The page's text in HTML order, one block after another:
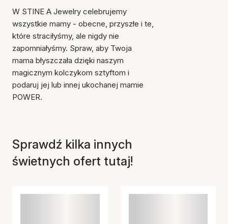
W STINE A Jewelry celebrujemy
wszystkie mamy - obecne, przyszłe i te,
które straciłyśmy, ale nigdy nie
zapomniałyśmy. Spraw, aby Twoja
mama błyszczała dzięki naszym
magicznym kolczykom sztyftom i
podaruj jej lub innej ukochanej mamie
POWER.
Sprawdź kilka innych
świetnych ofert tutaj!